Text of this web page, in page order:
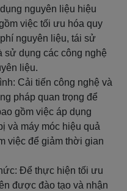
nguyên liệu hiệu
việc tối ưu hóa quy
nguyên liệu, tái sử
sử dụng các công nghệ
liệu.
Cải tiến công nghệ và
pháp quan trọng để
gồm việc áp dụng
và máy móc hiệu quả
việc để giảm thời gian
Để thực hiện tối ưu
được đào tạo và nhận